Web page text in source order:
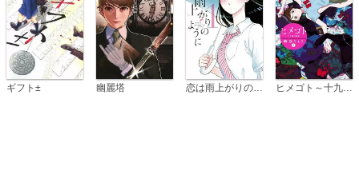
ギフト± 幽麗塔 恋は雨上がりのように ヒメゴト～十九歳の制服～